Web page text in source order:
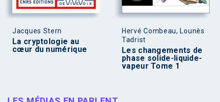
Jacques Stern
La cryptologie au
cœur du numérique
Hervé Combeau, Lounès
Tadrist
Les changements de
phase solide-liquide-
vapeur Tome 1